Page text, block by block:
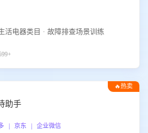
活电器类目 · 故障排查场景训练
🔥热卖
助手
| 京东 | 企业微信